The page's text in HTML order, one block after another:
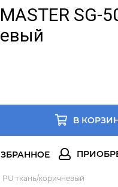
SG-
В
PU ткань/коричневый